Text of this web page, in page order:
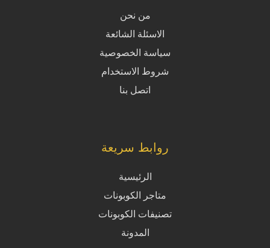
من نحن
الاسئلة الشائعة
سياسة الخصوصية
شروط الاستخدام
اتصل بنا
روابط سريعة
الرئيسية
متاجر الكوبونات
تصنيفات الكوبونات
المدونة